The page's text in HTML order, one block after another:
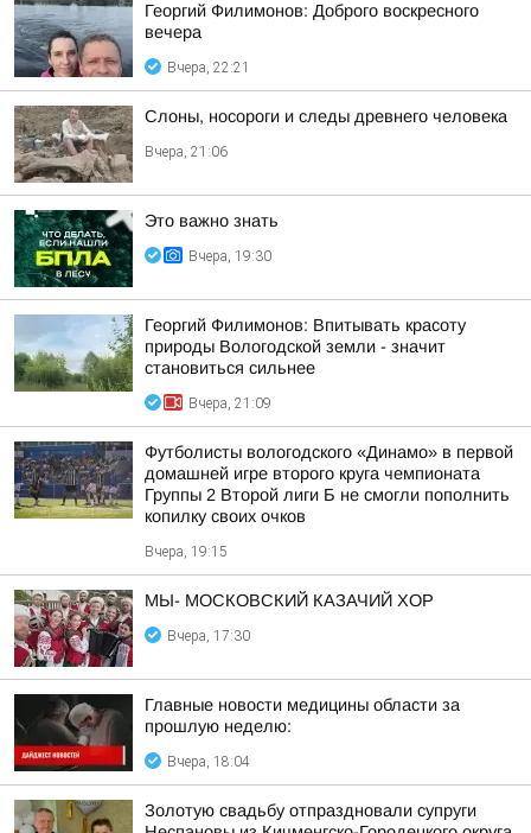
Георгий Филимонов: Доброго воскресного
вечера
Вчера, 22:21
Слоны, носороги и следы древнего человека
Вчера, 21:06
Это важно знать
Вчера, 19:30
Георгий Филимонов: Впитывать красоту
природы Вологодской земли - значит
становиться сильнее
Вчера, 21:09
Футболисты вологодского «Динамо» в первой
домашней игре второго круга чемпионата
Группы 2 Второй лиги Б не смогли пополнить
копилку своих очков
Вчера, 19:15
МЫ- МОСКОВСКИЙ КАЗАЧИЙ ХОР
Вчера, 17:30
Главные новости медицины области за
прошлую неделю:
Вчера, 18:04
Золотую свадьбу отпраздновали супруги